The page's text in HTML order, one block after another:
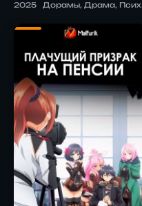
2025 Дорамы, Драма, Психология, Экшен, Триллер